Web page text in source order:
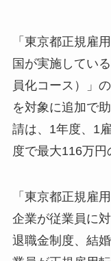
「東京都正規雇
国が実施してい
員化コース）」
を対象に追加で
請は、1年度、1
度で最大116万円
「東京都正規雇
企業が従業員に
退職金制度、結